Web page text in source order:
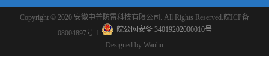
Copyright © 2020 安徽中普防雷科技有限公司. All Rights Reserved. 皖ICP备
08004897号-1
皖公网安备 34019202000010号
Designed by Wanhu